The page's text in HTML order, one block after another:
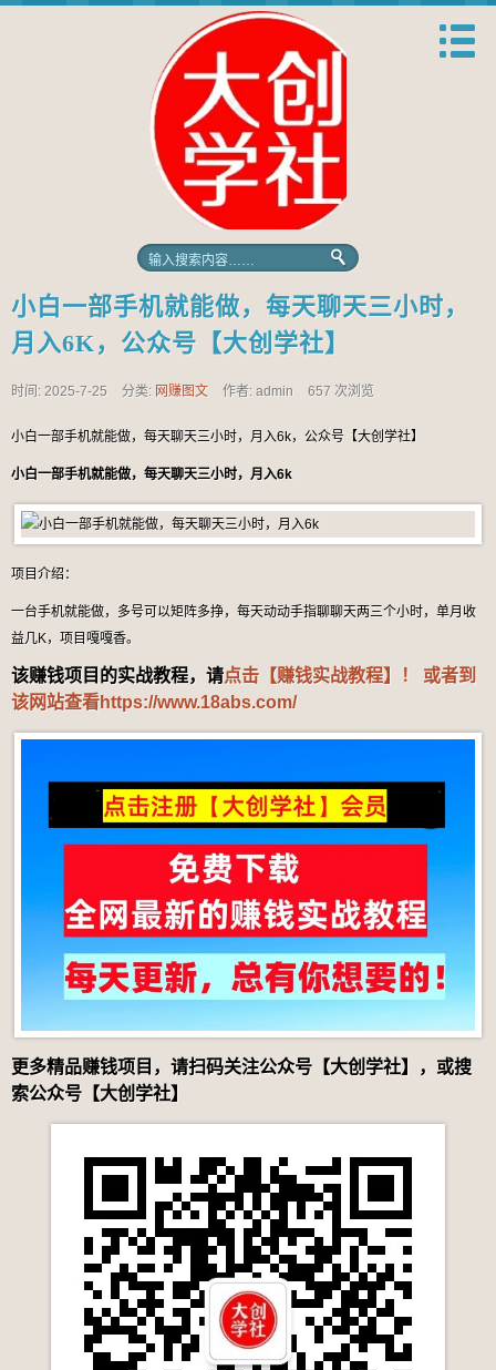
小白一部手机就能做，每天聊天三小时，
月入6K，公众号【大创学社】
时间: 2025-7-25 分类: 网赚图文 作者: admin 657 次浏览
小白一部手机就能做，每天聊天三小时，月入6k，公众号【大创学社】
小白一部手机就能做，每天聊天三小时，月入6k
项目介绍：
一台手机就能做，多号可以矩阵多挣，每天动动手指聊聊天两三个小时，单月收
益几K，项目嘎嘎香。
该赚钱项目的实战教程，请点击【赚钱实战教程】！ 或者到
该网站查看https://www.18abs.com/
更多精品赚钱项目，请扫码关注公众号【大创学社】，或搜
索公众号【大创学社】